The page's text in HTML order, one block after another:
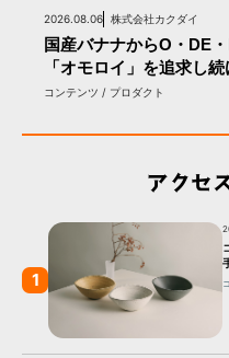
2026.08.06 株式会社カクダイ
国産バナナからO・DE
「オモロイ」を追求し
コンテンツ / プロダクト
アクセ
1